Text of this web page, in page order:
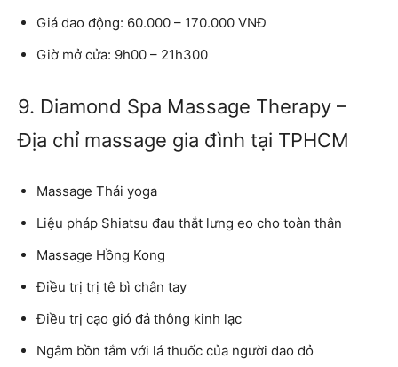
Giá dao động: 60.000 – 170.000 VNĐ
Giờ mở cửa: 9h00 – 21h300
9. Diamond Spa Massage Therapy –
Địa chỉ massage gia đình tại TPHCM
Massage Thái yoga
Liệu pháp Shiatsu đau thắt lưng eo cho toàn thân
Massage Hồng Kong
Điều trị trị tê bì chân tay
Điều trị cạo gió đả thông kinh lạc
Ngâm bồn tắm với lá thuốc của người dao đỏ